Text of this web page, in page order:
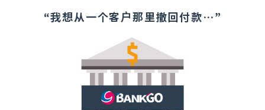
“我想从一个客户那里撤回付款…”